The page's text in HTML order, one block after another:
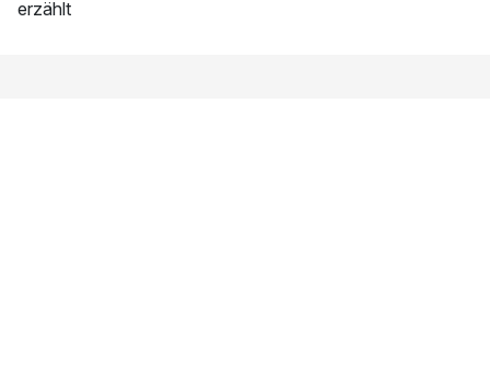
erzählt